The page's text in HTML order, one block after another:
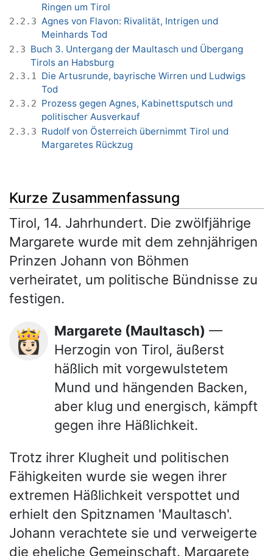
Ringen um Tirol
2.2.3 Agnes von Flavon: Rivalität, Intrigen und
Meinhards Tod
2.3 Buch 3. Untergang der Maultasch und Übergang
Tirols an Habsburg
2.3.1 Die Artusrunde, bayrische Wirren und Ludwigs
Tod
2.3.2 Prozess gegen Agnes, Kabinettsputsch und
politischer Ausverkauf
2.3.3 Rudolf von Österreich übernimmt Tirol und
Margaretes Rückzug
Kurze Zusammenfassung
Tirol, 14. Jahrhundert. Die zwölfjährige
Margarete wurde mit dem zehnjährigen
Prinzen Johann von Böhmen
verheiratet, um politische Bündnisse zu
festigen.
👸🏻 Margarete (Maultasch) —
Herzogin von Tirol, äußerst
häßlich mit vorgewulstetem
Mund und hängenden Backen,
aber klug und energisch, kämpft
gegen ihre Häßlichkeit.
Trotz ihrer Klugheit und politischen
Fähigkeiten wurde sie wegen ihrer
extremen Häßlichkeit verspottet und
erhielt den Spitznamen 'Maultasch'.
Johann verachtete sie und verweigerte
die eheliche Gemeinschaft. Margarete